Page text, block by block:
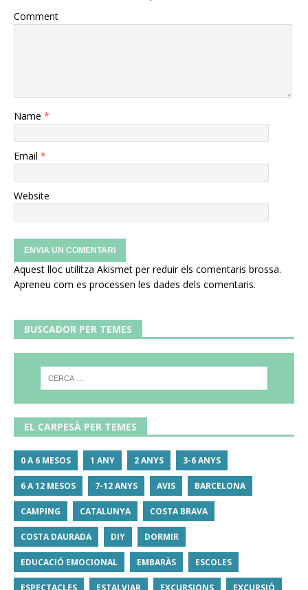
Comment
Name *
Email *
Website
Aquest lloc utilitza Akismet per reduir els comentaris brossa.
Apreneu com es processen les dades dels comentaris.
BUSCADOR PER TEMES
EL CARPESÀ PER TEMES
0 A 6 MESOS 1 ANY 2 ANYS 3-6 ANYS
6 A 12 MESOS 7-12 ANYS AVIS BARCELONA
CAMPING CATALUNYA COSTA BRAVA
COSTA DAURADA DIY DORMIR
EDUCACIÓ EMOCIONAL EMBARÀS ESCOLES